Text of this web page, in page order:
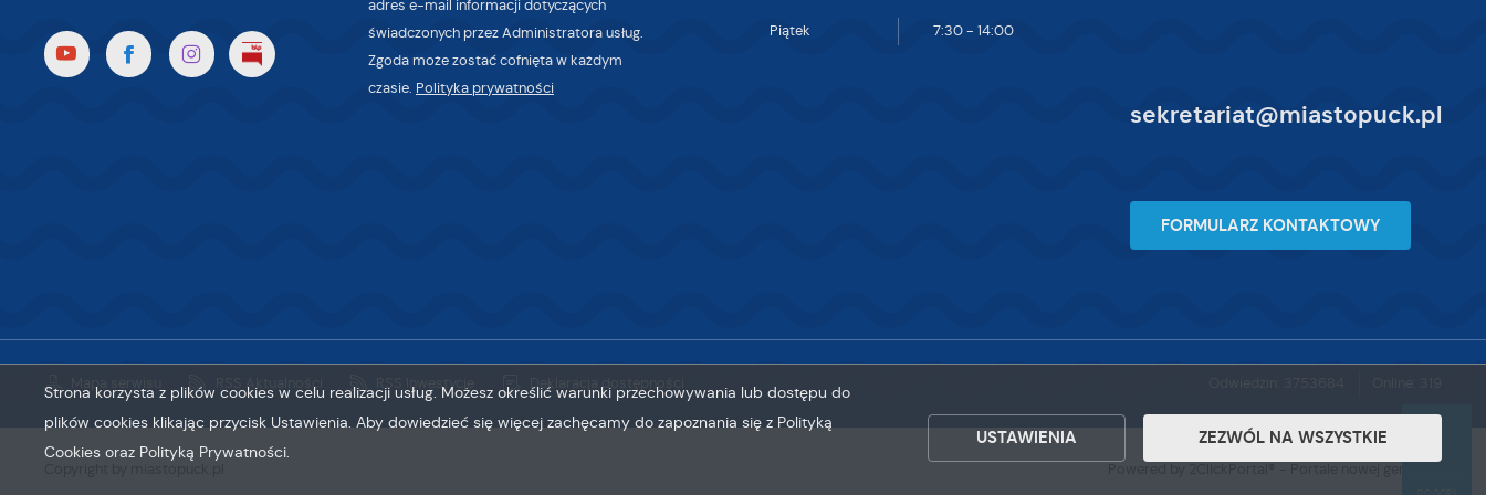
adres e-mail informacji dotyczących
świadczonych przez Administratora usług.
Zgoda może zostać cofnięta w każdym
czasie. Polityka prywatności
Piątek 7:30 - 14:00
sekretariat@miastopuck.pl
FORMULARZ KONTAKTOWY
Mapa serwisu RSS Aktualności RSS Inwestycje Deklaracja dostępności
Strona korzysta z plików cookies w celu realizacji usług. Możesz określić warunki przechowywania lub dostępu do
plików cookies klikając przycisk Ustawienia. Aby dowiedzieć się więcej zachęcamy do zapoznania się z Polityką
Cookies oraz Polityką Prywatności.
USTAWIENIA ZEZWÓL NA WSZYSTKIE